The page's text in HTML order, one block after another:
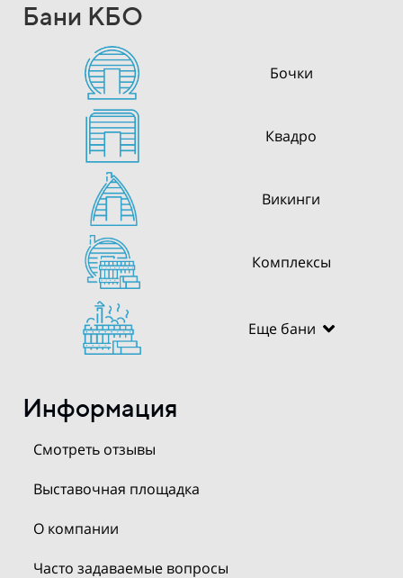
Бани КБО
Бочки
Квадро
Викинги
Комплексы
Еще бани
Информация
Смотреть отзывы
Выставочная площадка
О компании
Часто задаваемые вопросы